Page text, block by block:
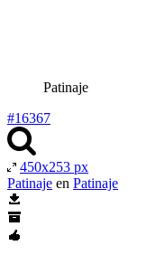
Patinaje
#16367
450x253 px
Patinaje en Patinaje